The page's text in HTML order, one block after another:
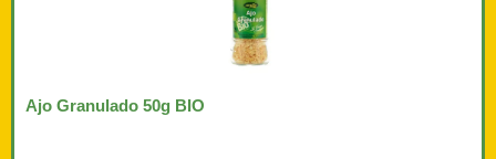
Ajo Granulado 50g BIO